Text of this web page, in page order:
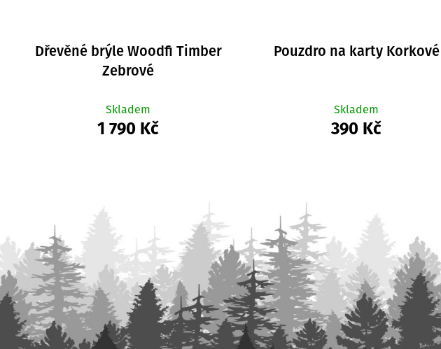
Dřevěné brýle Woodfi Timber
Zebrové
Skladem
1 790 Kč
Pouzdro na karty Korkové
Skladem
390 Kč